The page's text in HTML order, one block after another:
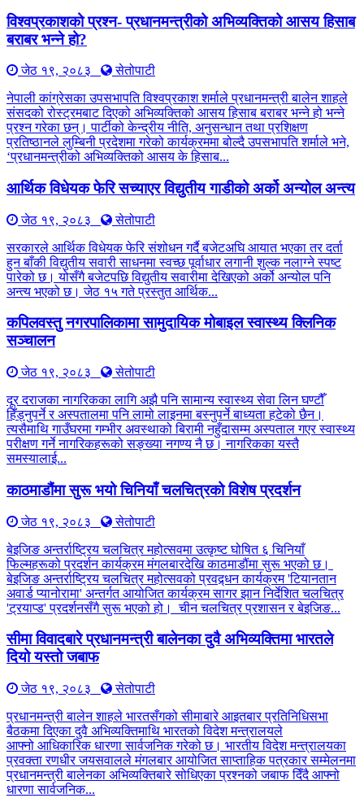
विश्वप्रकाशको प्रश्न- प्रधानमन्त्रीको अभिव्यक्तिको आसय हिसाब
बराबर भन्ने हो?
जेठ १९, २०८३
सेतोपाटी
नेपाली कांग्रेसका उपसभापति विश्वप्रकाश शर्माले प्रधानमन्त्री बालेन शाहले
संसदको रोस्ट्रमबाट दिएको अभिव्यक्तिको आसय हिसाब बराबर भन्ने हो भन्ने
प्रश्न गरेका छन्। पार्टीको केन्द्रीय नीति, अनुसन्धान तथा प्रशिक्षण
प्रतिष्ठानले लुम्बिनी प्रदेशमा गरेको कार्यक्रममा बोल्दै उपसभापति शर्माले भने,
‘प्रधानमन्त्रीको अभिव्यक्तिको आसय के हिसाब...
आर्थिक विधेयक फेरि सच्याएर विद्युतीय गाडीको अर्को अन्योल अन्त्य
जेठ १९, २०८३
सेतोपाटी
सरकारले आर्थिक विधेयक फेरि संशोधन गर्दै बजेटअघि आयात भएका तर दर्ता
हुन बाँकी विद्युतीय सवारी साधनमा स्वच्छ पूर्वाधार लगानी शुल्क नलाग्ने स्पष्ट
पारेको छ। योसँगै बजेटपछि विद्युतीय सवारीमा देखिएको अर्को अन्योल पनि
अन्त्य भएको छ। जेठ १५ गते प्रस्तुत आर्थिक...
कपिलवस्तु नगरपालिकामा सामुदायिक मोबाइल स्वास्थ्य क्लिनिक
सञ्चालन
जेठ १९, २०८३
सेतोपाटी
दूर दराजका नागरिकका लागि अझै पनि सामान्य स्वास्थ्य सेवा लिन घण्टौँ
हिँड्नुपर्ने र अस्पतालमा पनि लामो लाइनमा बस्नुपर्ने बाध्यता हटेको छैन।
त्यसैमाथि गाउँघरमा गम्भीर अवस्थाको बिरामी नहुँदासम्म अस्पताल गएर स्वास्थ्य
परीक्षण गर्ने नागरिकहरूको सङ्ख्या नगण्य नै छ। नागरिकका यस्तै
समस्यालाई...
काठमाडौंमा सुरू भयो चिनियाँ चलचित्रको विशेष प्रदर्शन
जेठ १९, २०८३
सेतोपाटी
बेइजिङ अन्तर्राष्ट्रिय चलचित्र महोत्सवमा उत्कृष्ट घोषित ६ चिनियाँ
फिल्महरूको प्रदर्शन कार्यक्रम मंगलबारदेखि काठमाडौंमा सुरू भएको छ।
बेइजिङ अन्तर्राष्ट्रिय चलचित्र महोत्सवको प्रवद्र्धन कार्यक्रम 'टियानतान
अवार्ड प्यानोरामा' अन्तर्गत आयोजित कार्यक्रम सागर झान निर्देशित चलचित्र
'ट्रयाप्ड' प्रदर्शनसँगै सुरू भएको हो। चीन चलचित्र प्रशासन र बेइजिङ...
सीमा विवादबारे प्रधानमन्त्री बालेनका दुवै अभिव्यक्तिमा भारतले
दियो यस्तो जबाफ
जेठ १९, २०८३
सेतोपाटी
प्रधानमन्त्री बालेन शाहले भारतसँगको सीमाबारे आइतबार प्रतिनिधिसभा
बैठकमा दिएका दुवै अभिव्यक्तिमाथि भारतको विदेश मन्त्रालयले
आफ्नो आधिकारिक धारणा सार्वजनिक गरेको छ। भारतीय विदेश मन्त्रालयका
प्रवक्ता रणधीर जयसवालले मंगलबार आयोजित साप्ताहिक पत्रकार सम्मेलनमा
प्रधानमन्त्री बालेनका अभिव्यक्तिबारे सोधिएका प्रश्नको जबाफ दिँदै आफ्नो
धारणा सार्वजनिक...